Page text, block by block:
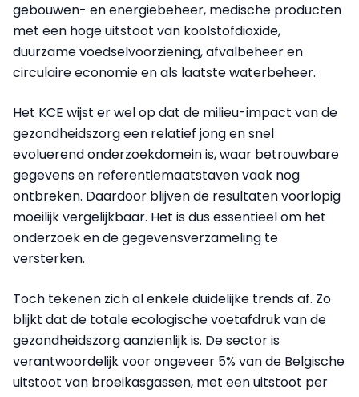
gebouwen- en energiebeheer, medische producten
met een hoge uitstoot van koolstofdioxide,
duurzame voedselvoorziening, afvalbeheer en
circulaire economie en als laatste waterbeheer.
Het KCE wijst er wel op dat de milieu-impact van de
gezondheidszorg een relatief jong en snel
evoluerend onderzoekdomein is, waar betrouwbare
gegevens en referentiemaatstaven vaak nog
ontbreken. Daardoor blijven de resultaten voorlopig
moeilijk vergelijkbaar. Het is dus essentieel om het
onderzoek en de gegevensverzameling te
versterken.
Toch tekenen zich al enkele duidelijke trends af. Zo
blijkt dat de totale ecologische voetafdruk van de
gezondheidszorg aanzienlijk is. De sector is
verantwoordelijk voor ongeveer 5% van de Belgische
uitstoot van broeikasgassen, met een uitstoot per